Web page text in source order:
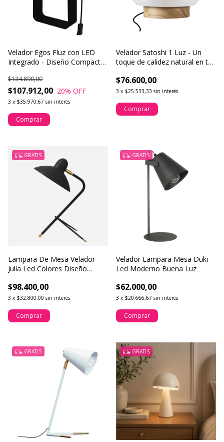
Velador Egos Fluz con LED
Integrado - Diseño Compacto
Interruptor
$107.912,00
$134.890,00
20% OFF
3 x $35.970,67 sin interés
Comprar
Velador Satoshi 1 Luz - Un
toque de calidez natural en tu
$76.600,00
3 x $25.533,33 sin interés
Comprar
GRATIS
Lampara De Mesa Velador
Julia Led Colores Diseño
$98.400,00
3 x $32.800,00 sin interés
Comprar
GRATIS
Velador Lampara Mesa Duki
Led Moderno Buena Luz
$62.000,00
3 x $20.666,67 sin interés
Comprar
GRATIS GRATIS